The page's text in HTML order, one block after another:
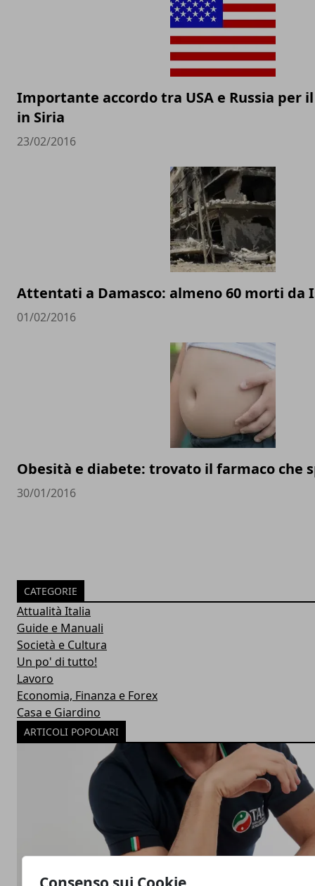
Importante accordo tra USA e Russia per
in Siria
23/02/2016
Attentati a Damasco: almeno 60 morti da
01/02/2016
Obesità e diabete: trovato il farmaco che
30/01/2016
CATEGORIE
Attualità Italia
Guide e Manuali
Società e Cultura
Un po' di tutto!
Lavoro
Economia, Finanza e Forex
Casa e Giardino
ARTICOLI POPOLARI